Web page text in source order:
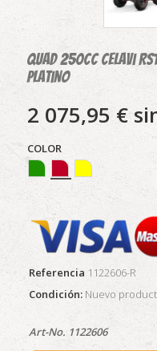
Quad 250cc Celavi
platino
2 075,95 €
COLOR
Referencia 1122606-R
Condición: Nuevo
Art-No. 1122606